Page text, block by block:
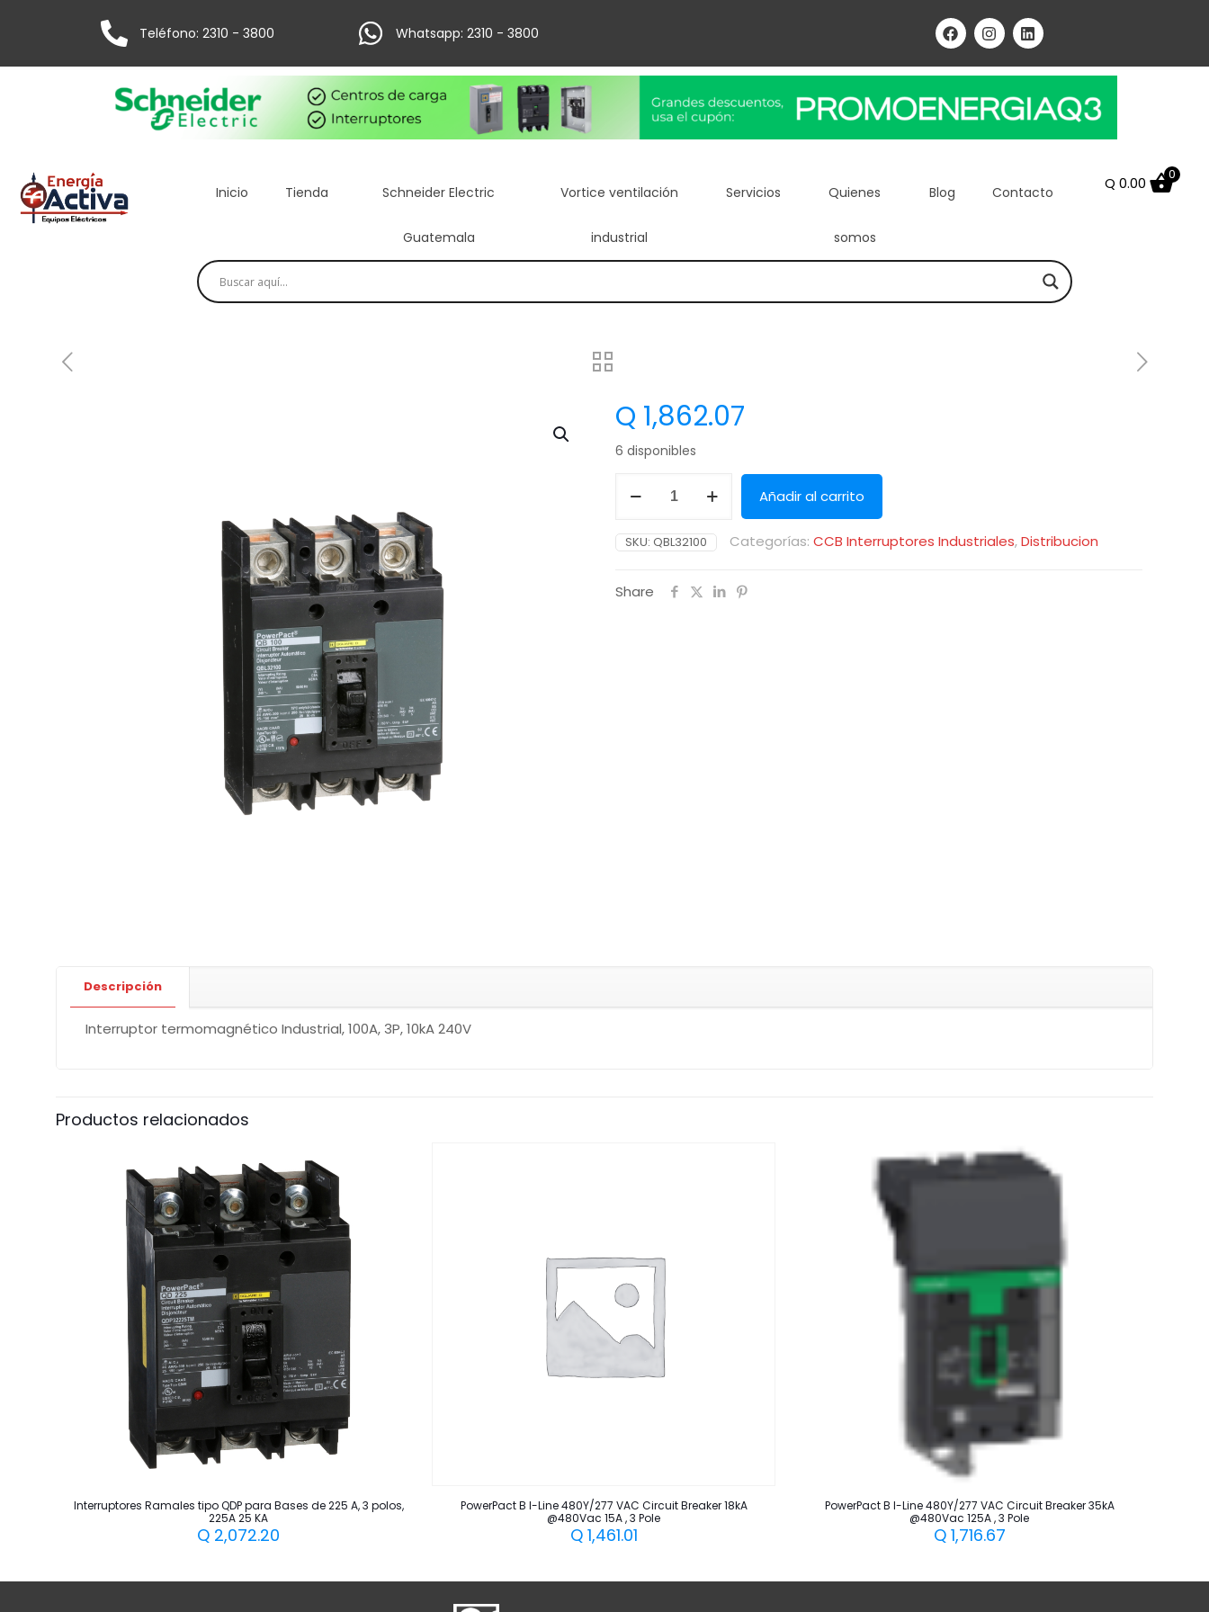
Teléfono: 2310 - 3800 Whatsapp: 2310 - 3800
Inicio Tienda Schneider Electric
Guatemala
Vortice ventilación
industrial
Servicios Quienes
somos
Blog Contacto Q 0.00 0
Q 1,862.07
6 disponibles
Añadir al carrito
SKU: QBL32100 Categorías: CCB Interruptores Industriales,Distribucion
Share
Descripción
Interruptor termomagnético Industrial, 100A, 3P, 10kA 240V
Productos relacionados
Interruptores Ramales tipo QDP para Bases de 225 A, 3 polos,
225A 25 KA
Q 2,072.20
PowerPact B I-Line 480Y/277 VAC Circuit Breaker 18kA
@480Vac 15A , 3 Pole
Q1,461.01
PowerPact B I-Line 480Y/277 VAC Circuit Breaker 35kA
@480Vac 125A , 3 Pole
Q1,716.67